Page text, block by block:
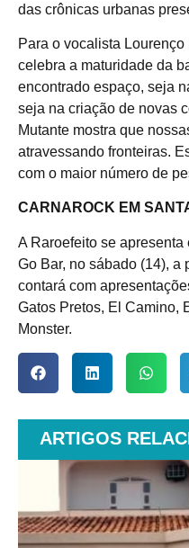
das crônicas urbanas
Para o vocalista
celebra a maturidade da
encontrado espaço, seja
seja na criação de novas
Mutante mostra que
atravessando fronteiras.
com o maior número de
CARNAROCK EM
A Raroefeito se apresenta
Go Bar, no sábado (14), a
contará com
Gatos Pretos, El Camino,
Monster.
ARTIGOS